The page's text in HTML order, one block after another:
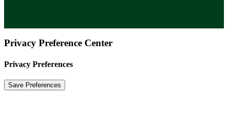
Privacy Preference Center
Privacy Preferences